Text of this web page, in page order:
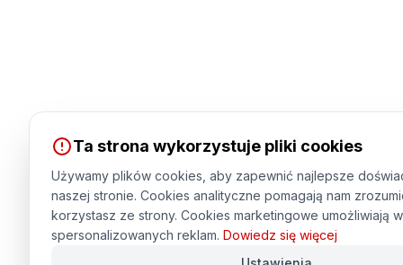
Ta strona wykorzystuje pliki cookies
Używamy plików cookies, aby zapewnić najlepsze
naszej stronie. Cookies analityczne pomagają nam
korzystasz ze strony. Cookies marketingowe umożliwiają
spersonalizowanych reklam. Dowiedz się więcej